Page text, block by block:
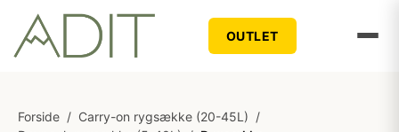
OUTLET
Forside / Carry-on rygsække (20-45L) /